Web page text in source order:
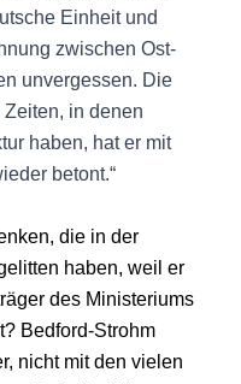
Einheit und
zwischen Ost-
unvergessen. Die
in denen
haben, hat er mit
betont.“
die in der
haben, weil er
des Ministeriums
Bedford-Strohm
nicht mit den vielen